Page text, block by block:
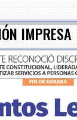
IMPRESA